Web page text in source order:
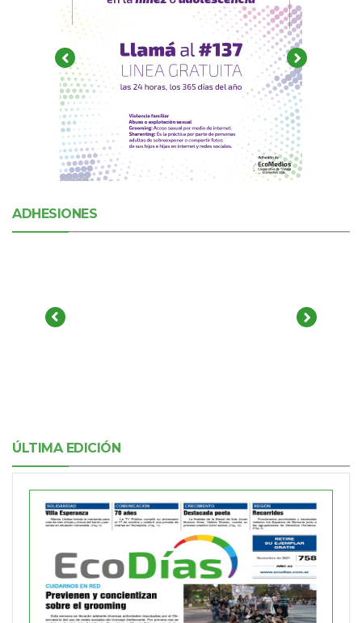
ADHESIONES
ÚLTIMA EDICIÓN